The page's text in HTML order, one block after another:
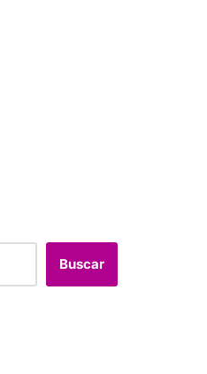
Buscar